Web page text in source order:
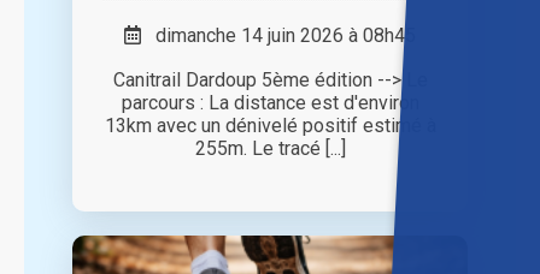
dimanche 14 juin 2026 à 08h45
Canitrail Dardoup 5ème édition --> Le
parcours : La distance est d'environ
13km avec un dénivelé positif estimé à
255m. Le tracé [...]